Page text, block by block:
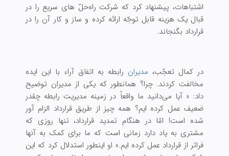
اشتباهات، پیشنهاد کرد که شرکت راه‌حلّ ‌های سریع را در
قبال یک هزینه قابل‌ توجّه ارائه کرده و ساز و کار آن را در
قرارداد بگنجاند.
در کمال تعجّب، مدیران رابطه به اتفاق آراء با این ایده
مخالفت کردند. چرا؟ همانطور که یکی از مدیران توضیح
داد: « آیا می‌دانید ما واقعاً در زمینه مدیریت رابطه چقدر
ضعیف عمل کرده ایم؟ همه چیز از طریق قرارداد الزام آور
شده است! امّا در هنگام تمدید قرارداد، تنها روزی که
مشتری به یاد دارد زمانی است که ما برای کمک به آنها
فراتر از قرارداد عمل کرده ایم.» او اینطور استدلال كرد كه این